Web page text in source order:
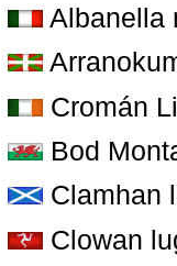
Albanella
Cromán
Bod
Clamhan
Clowan